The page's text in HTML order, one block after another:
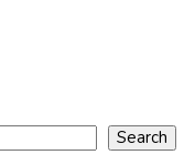
Search